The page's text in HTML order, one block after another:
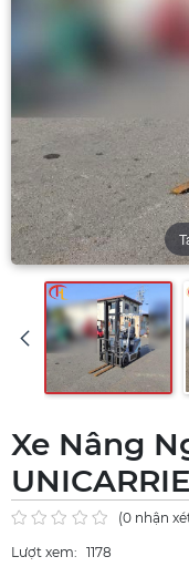
Xe Nâng
(0 nhận
Lượt xem: 1178